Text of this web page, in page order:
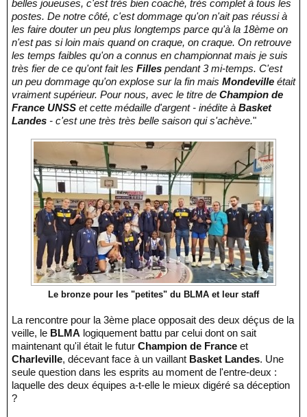
belles joueuses, c'est très bien coaché, très complet à tous les
postes. De notre côté, c'est dommage qu'on n'ait pas réussi à
les faire douter un peu plus longtemps parce qu'à la 18ème on
n'est pas si loin mais quand on craque, on craque. On retrouve
les temps faibles qu'on a connus en championnat mais je suis
très fier de ce qu'ont fait les Filles pendant 3 mi-temps. C'est
un peu dommage qu'on explose sur la fin mais Mondeville était
vraiment supérieur. Pour nous, avec le titre de Champion de
France UNSS et cette médaille d'argent - inédite à Basket
Landes - c'est une très très belle saison qui s'achève."
Le bronze pour les "petites" du BLMA et leur staff
La rencontre pour la 3ème place opposait des deux déçus de la
veille, le BLMA logiquement battu par celui dont on sait
maintenant qu'il était le futur Champion de France et
Charleville, décevant face à un vaillant Basket Landes. Une
seule question dans les esprits au moment de l'entre-deux :
laquelle des deux équipes a-t-elle le mieux digéré sa déception
?